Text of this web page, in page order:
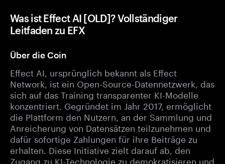
Was ist Effect AI [OLD]? Vollständiger
Leitfaden zu EFX
Über die Coin
Effect AI, ursprünglich bekannt als Effect
Network, ist ein Open-Source-Datennetzwerk, das
sich auf das Training transparenter KI-Modelle
konzentriert. Gegründet im Jahr 2017, ermöglicht
die Plattform den Nutzern, an der Sammlung und
Anreicherung von Datensätzen teilzunehmen und
dafür sofortige Zahlungen für ihre Beiträge zu
erhalten. Diese Initiative zielt darauf ab, den
Zugang zu KI-Technologie zu demokratisieren und